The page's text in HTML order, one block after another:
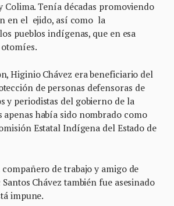
Colima. Tenía décadas promoviendo
en el ejido, así como la
pueblos indígenas, que en esa
Higinio Chávez era beneficiario del
de personas defensoras de
y periodistas del gobierno de la
apenas había sido nombrado como
Estatal Indígena del Estado de
compañero de trabajo y amigo de
Santos Chávez también fue asesinado
impune.